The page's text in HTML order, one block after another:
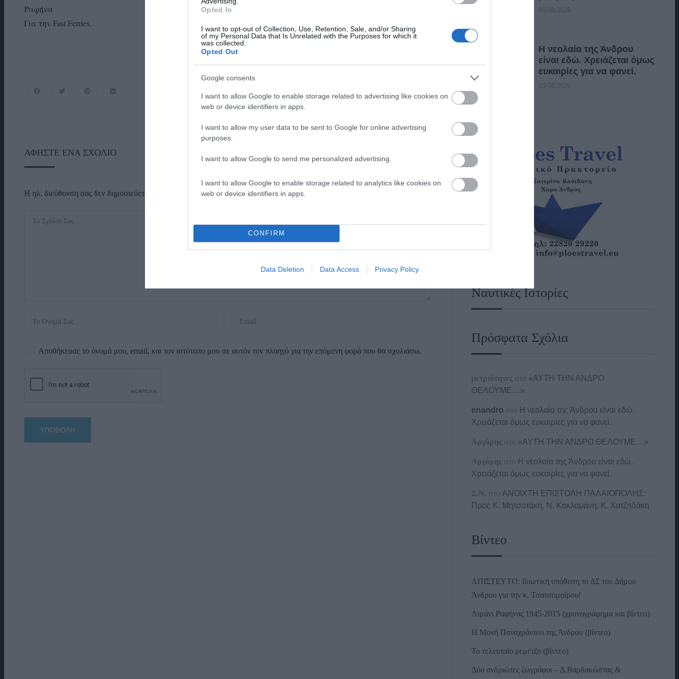
Opted In
I want to opt-out of Collection, Use, Retention, Sale, and/or Sharing
of my Personal Data that Is Unrelated with the Purposes for which it
was collected.
Opted Out
Google consents
I want to allow Google to enable storage related to advertising like cookies on
web or device identifiers in apps.
I want to allow my user data to be sent to Google for online advertising
purposes.
I want to allow Google to send me personalized advertising.
I want to allow Google to enable storage related to analytics like cookies on
web or device identifiers in apps.
CONFIRM
Data Deletion Data Access Privacy Policy
Ραφήνα
Για την Fast Ferries.
ΑΦΉΣΤΕ ΈΝΑ ΣΧΌΛΙΟ
Η ηλ. διεύθυνση σας δεν δημοσιεύεται. Τα υποχρεωτικά πεδία σημειώνονται με *
Αποθήκευσε το όνομά μου, email, και τον ιστότοπο μου σε αυτόν τον πλοηγό για την επόμενη φορά που θα σχολιάσω.
06/08/2026
Η νεολαία της Άνδρου
είναι εδώ. Χρειάζεται όμως
ευκαιρίες για να φανεί.
05/08/2026
Ναυτικές Ιστορίες
Πρόσφατα Σχόλια
μετριότητες στο «ΑΥΤΗ ΤΗΝ ΑΝΔΡΟ
ΘΕΛΟΥΜΕ…»
enandro στο Η νεολαία της Άνδρου είναι εδώ.
Χρειάζεται όμως ευκαιρίες για να φανεί.
Αργύρης στο «ΑΥΤΗ ΤΗΝ ΑΝΔΡΟ ΘΕΛΟΥΜΕ…»
Αργύρης στο Η νεολαία της Άνδρου είναι εδώ.
Χρειάζεται όμως ευκαιρίες για να φανεί.
Σ.Ν. στοΑΝΟΙΧΤΗ ΕΠΙΣΤΟΛΗ ΠΑΛΑΙΟΠΟΛΗΣ:
Προς K. Μητσοτάκη, N. Κακλαμάνη, K. Χατζηδάκη
Βίντεο
ΑΠΙΣΤΕΥΤΟ: Ιδιωτική υπόθεση το ΔΣ του Δήμου
Άνδρου για την κ. Τσατσομοίρου!
Λιμάνι Ραφήνας 1945-2015 (χρονογράφημα και βίντεο)
Η Μονή Παναχράντου της Άνδρου (βίντεο)
Το τελευταίο ρεμέτζο (βίντεο)
Δύο ανδριώτες ζωγράφοι – Δ.Βαρδακώστας &